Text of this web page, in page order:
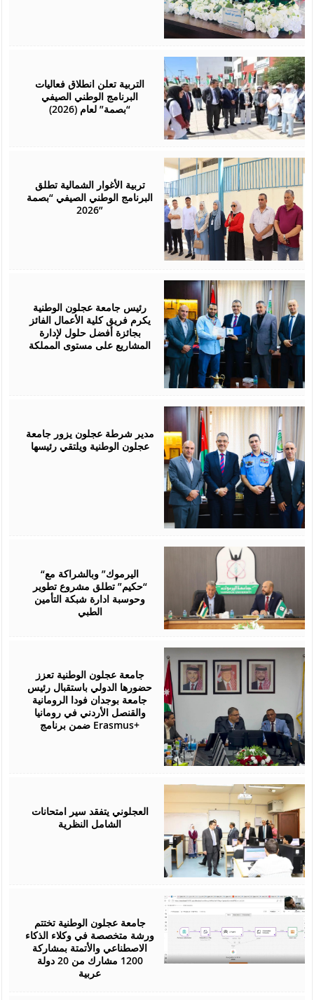
التربية تعلن انطلاق فعاليات
البرنامج الوطني الصيفي
“بصمة” لعام (2026)
تربية الأغوار الشمالية تطلق
البرنامج الوطني الصيفي “بصمة
2026”
رئيس جامعة عجلون الوطنية
يكرم فريق كلية الأعمال الفائز
بجائزة أفضل حلول لإدارة
المشاريع على مستوى المملكة
مدير شرطة عجلون يزور جامعة
عجلون الوطنية ويلتقي رئيسها
“اليرموك” وبالشراكة مع
“حكيم” تطلق مشروع تطوير
وحوسبة ادارة شبكة التأمين
الطبي
جامعة عجلون الوطنية تعزز
حضورها الدولي باستقبال رئيس
جامعة بوجدان فودا الرومانية
والقنصل الأردني في رومانيا
ضمن برنامج Erasmus+
العجلوني يتفقد سير امتحانات
الشامل النظرية
جامعة عجلون الوطنية تختتم
ورشة متخصصة في وكلاء الذكاء
الاصطناعي والأتمتة بمشاركة
1200 مشارك من 20 دولة
عربية